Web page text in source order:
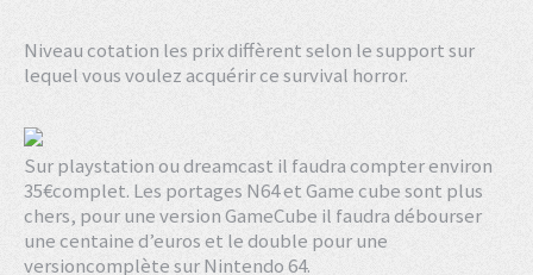
Niveau cotation les prix diffèrent selon le support sur
lequel vous voulez acquérir ce survival horror.
Sur playstation ou dreamcast il faudra compter environ
35€complet. Les portages N64 et Game cube sont plus
chers, pour une version GameCube il faudra débourser
une centaine d’euros et le double pour une
versioncomplète sur Nintendo 64.